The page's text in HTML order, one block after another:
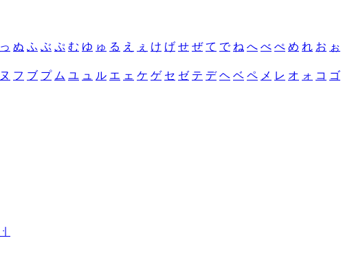
っ ぬ ふ ぶ ぷ む ゆ ゅ る え ぇ け げ せ ぜ て で ね へ べ ぺ め れ お ぉ
ヌ フ ブ プ ム ユ ュ ル エ ェ ケ ゲ セ ゼ テ デ ヘ ベ ペ メ レ オ ォ コ ゴ
ㆎ